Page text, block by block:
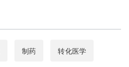
制药 转化医学